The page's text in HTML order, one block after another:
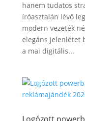
hanem tudatos
íróasztalán lévő
modern vezeték
elegáns jelenlétet
a mai digitális...